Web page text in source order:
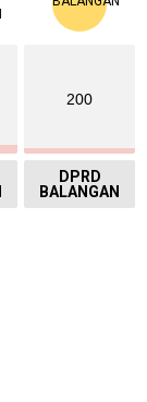
200
DPRD
BALANGAN